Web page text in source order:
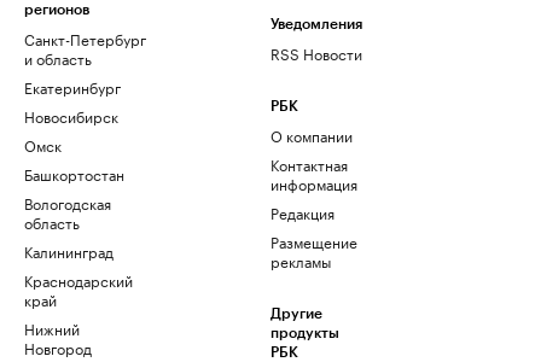
регионов
Санкт-Петербург
и область
Екатеринбург
Новосибирск
Омск
Башкортостан
Вологодская
область
Калининград
Краснодарский
край
Нижний
Новгород
Уведомления
RSS Новости
РБК
О компании
Контактная
информация
Редакция
Размещение
рекламы
Другие
продукты
РБК